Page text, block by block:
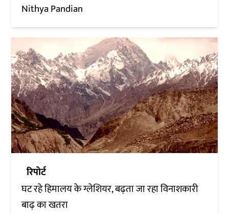
Nithya Pandian
रिपोर्ट
घट रहे हिमालय के ग्लेशियर, बढ़ता जा रहा विनाशकारी
बाढ़ का खतरा